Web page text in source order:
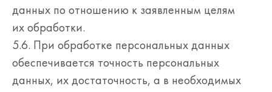
данных по отношению к заявленным целям
их обработки.
5.6. При обработке персональных данных
обеспечивается точность персональных
данных, их достаточность, а в необходимых